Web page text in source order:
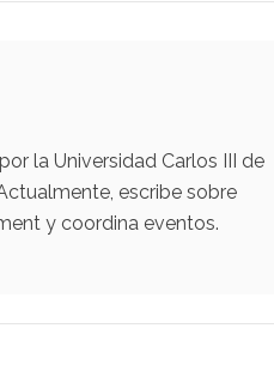
la Universidad Carlos III de
escribe sobre
y coordina eventos.